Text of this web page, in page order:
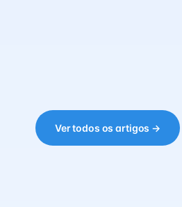
Ver todos os artigos →